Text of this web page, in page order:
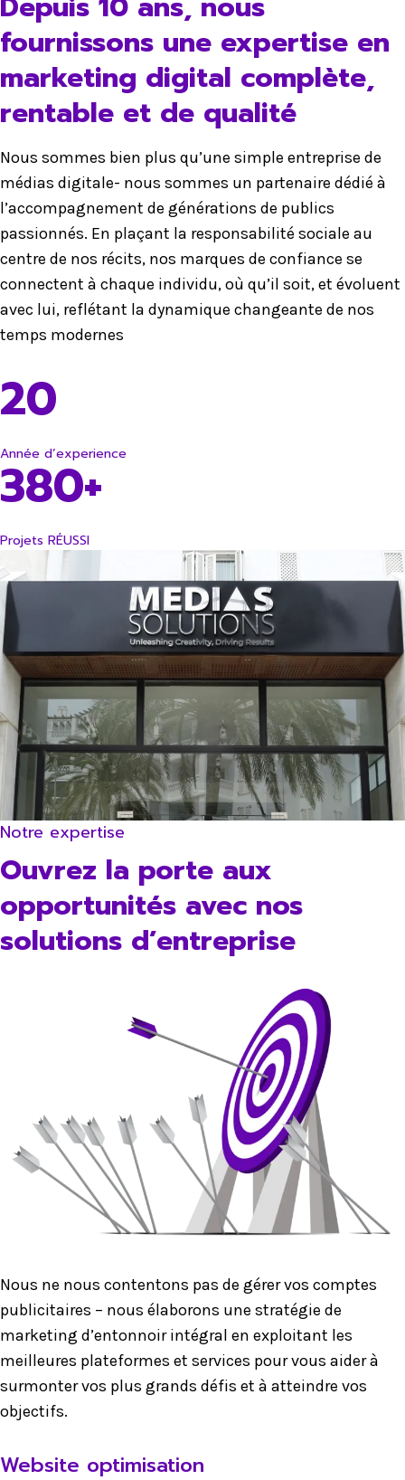
fournissons une expertise en
marketing digital complète,
rentable et de qualité
Nous sommes bien plus qu’une simple entreprise de
médias digitale- nous sommes un partenaire dédié à
l’accompagnement de générations de publics
passionnés. En plaçant la responsabilité sociale au
centre de nos récits, nos marques de confiance se
connectent à chaque individu, où qu’il soit, et évoluent
avec lui, reflétant la dynamique changeante de nos
temps modernes
20
Année d’experience
380+
Projets RÉUSSI
Notre expertise
Ouvrez la porte aux
opportunités avec nos
solutions d’entreprise
Nous ne nous contentons pas de gérer vos comptes
publicitaires – nous élaborons une stratégie de
marketing d’entonnoir intégral en exploitant les
meilleures plateformes et services pour vous aider à
surmonter vos plus grands défis et à atteindre vos
objectifs.
Website optimisation